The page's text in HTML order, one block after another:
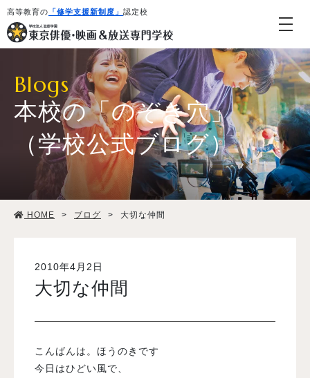
高等教育の 「修学支援新制度」 認定校
学校紹介・教育システム
学生生活
入試案内
Blogs
本校の「のぞき穴」
（学校公式ブログ）
HOME > ブログ > 大切な仲間
2010年4月2日
大切な仲間
こんばんは。ほうのきです
今日はひどい風で、